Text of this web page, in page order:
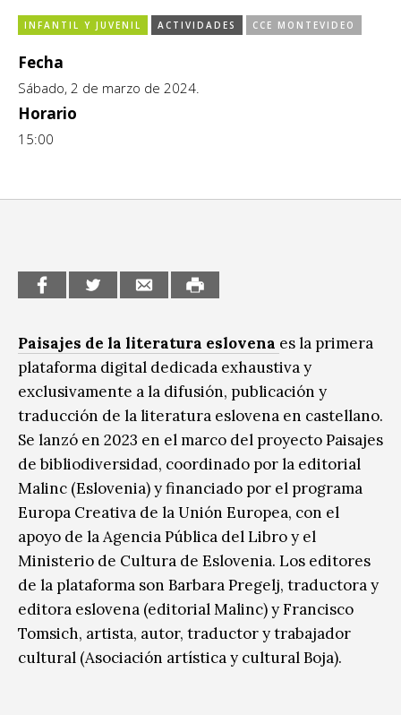
CCE en el interior/libros
Espacio itinerante de lectura infantil
Exposiciones
Formación
Género y Diversidad
Infantil y Juvenil
Letras
Música
INFANTIL Y JUVENIL ACTIVIDADES CCE MONTEVIDEO
Fecha
Sábado, 2 de marzo de 2024.
Horario
15:00
Paisajes de la literatura eslovena es la primera
plataforma digital dedicada exhaustiva y
exclusivamente a la difusión, publicación y
traducción de la literatura eslovena en castellano.
Se lanzó en 2023 en el marco del proyecto Paisajes
de bibliodiversidad, coordinado por la editorial
Malinc (Eslovenia) y financiado por el programa
Europa Creativa de la Unión Europea, con el
apoyo de la Agencia Pública del Libro y el
Ministerio de Cultura de Eslovenia. Los editores
de la plataforma son Barbara Pregelj, traductora y
editora eslovena (editorial Malinc) y Francisco
Tomsich, artista, autor, traductor y trabajador
cultural (Asociación artística y cultural Boja).